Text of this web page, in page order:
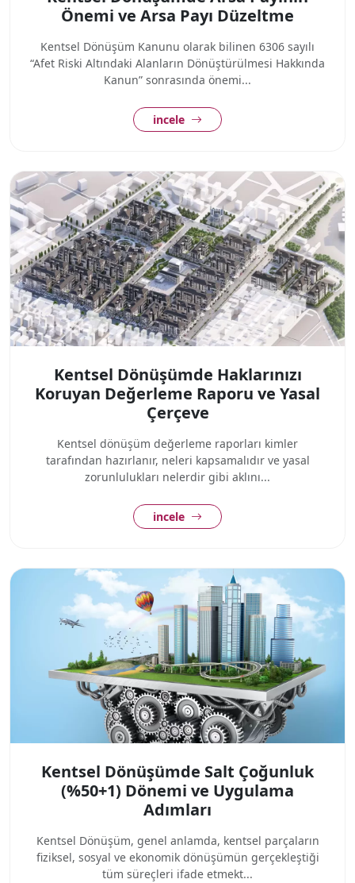
Önemi ve Arsa Payı Düzeltme
Kentsel Dönüşüm Kanunu olarak bilinen 6306 sayılı
“Afet Riski Altındaki Alanların Dönüştürülmesi Hakkında
Kanun” sonrasında önemi...
incele
Kentsel Dönüşümde Haklarınızı
Koruyan Değerleme Raporu ve Yasal
Çerçeve
Kentsel dönüşüm değerleme raporları kimler
tarafından hazırlanır, neleri kapsamalıdır ve yasal
zorunlulukları nelerdir gibi aklını...
incele
Kentsel Dönüşümde Salt Çoğunluk
(%50+1) Dönemi ve Uygulama
Adımları
Kentsel Dönüşüm, genel anlamda, kentsel parçaların
fiziksel, sosyal ve ekonomik dönüşümün gerçekleştiği
tüm süreçleri ifade etmekt...